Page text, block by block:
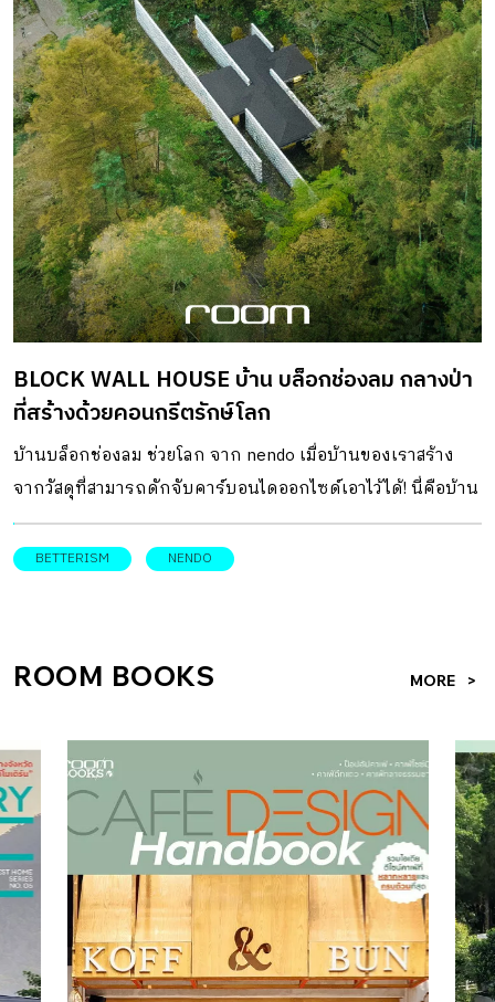
คงคอนเซ็ปต์ “ลดก่อนเริ่ม” เช่นเดียวกับร้านแรก ที่อยากชวน
ทุกคนมาลดขยะ สร้างประโยชน์จากวัสดุเหลือใช้ ร่วมกันใส่ใจ
โลกจนกลายเป็นกิจวัตร นอกจากจะมีในส่วนของคาเฟ่ที่รีโน
เวตจากอาคาร Pets Shop เก่า ซึ่งเป็นส่วนหนึ่งของพื้นที่ Dog
Park ยังมีพื้นที่กิจกรรมสำหรับสัตว์เลี้ยงหลายจุดเพิ่มเติมขึ้นมา
เพื่อให้น้องหมาได้ทำกิจกรรมมากขึ้น เรียกว่ามีความเฟรนด์ลี่
ทั้งกลุ่มของครอบครัว เด็ก ๆ และเหล่าน้องหมา ที่นี่จึงตอบ
โจทย์ความต้องการของลูกค้าได้หลากหลายกลุ่ม ซึ่งเป็นความ
ต้องการของคุณเค-เคฑิตา ชัยศักดิ์ศิริ และคุณกิ๊ฟ-กรัณฑา
รณ์ ธนะกวินวัจน์ สองหุ้นส่วนที่อยากให้สาขานี้ บอกเล่าอารมณ์
ถึงความเป็นบ้าน อบอุ่นเป็นกันเองมากกว่าสาขาแรก พร้อม
พื้นที่ให้ครอบครัวได้พักผ่อนทั้งในคาเฟ่และพื้นที่เอ๊าต์ดอร์ที่
กว้างขวางและเป็นอิสระ ต่อยอดคอนเซ็ปต์การเป็นคาเฟ่เพ็ท
เฟลนด์ลี่ […]
BLOCK WALL HOUSE บ้าน บล็อกช่องลม กลางป่า
ที่สร้างด้วยคอนกรีตรักษ์โลก
บ้านบล็อกช่องลม ช่วยโลก จาก nendo เมื่อบ้านของเราสร้าง
จากวัสดุที่สามารถดักจับคาร์บอนไดออกไซด์เอาไว้ได้! นี่คือบ้าน
ท่ามกลางธรรมชาติ ซึ่งเป็นต้นแบบของวัสดุก่อสร้างที่ยั่งยืน
แห่งอนาคตอันใกล้ บล็อกช่องลมที่สร้างจากวัสดุ CO2-SUICOM
เกิดกระบวนการดักจับ CO2 ในขั้นตอนของการแข็งตัวของ
ร้อนได้เป็นอย่างดี โดยวัสดุนี้เป็นการพัฒนาที่เกิดจากความร่วม
มือของบริษัท Kajima, The Chugoku Electric Power Co.,
Denka, และ Landes Co. จนเกิดเป็นคอนกรีตที่สามารถดักจับ
คาร์บอนไดออกไซด์ได้เป็นครั้งแรกของโลก บ้านหลังนี้ตั้งอยู่ใน
จังหวัดนากาโนะ ประเทศญี่ปุ่น ท่ามกลางธรรมชาติอันไร้ซึ่งสิ่ง
รบกวน ความโดดเด่นของบ้านหลังนี้ คือแนวผนังที่ใช้อิฐบล็อก
ก่อเป็นบล็อกช่องลมที่มีการหันแนวช่องเปิดแตกต่างกันไปใน
แต่ละช่วงของอาคาร สัมพันธ์ไปกับรูปแบบการใช้งานในส่วน
BETTERISM NENDO
ROOM BOOKS MORE